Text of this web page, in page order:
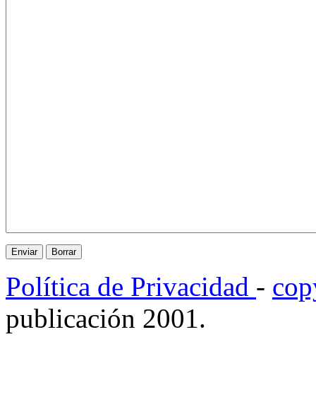
Política de Privacidad -
publicación 2001.